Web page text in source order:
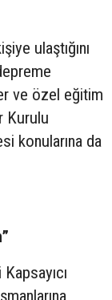
ulaştığını
ve özel eğitim
Kurulu
konularına da